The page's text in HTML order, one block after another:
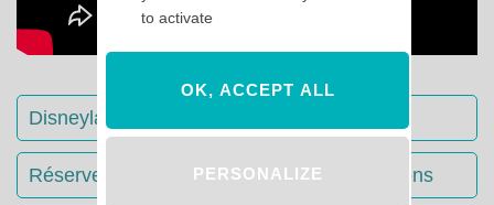
Disneyland Paris : Le guide complet
Réserver votre séjour : toutes les informations
to activate
OK, ACCEPT ALL
PERSONALIZE